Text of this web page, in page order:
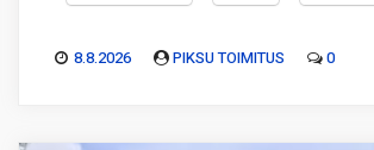
8.8.2026 PIKSU TOIMITUS 0